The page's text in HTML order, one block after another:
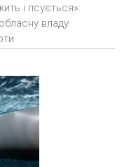
і псується»:
владу